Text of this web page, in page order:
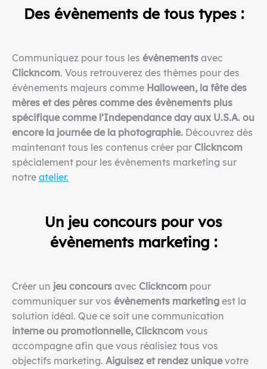
Des évènements de tous types :
Communiquez pour tous les évènements avec
Clickncom. Vous retrouverez des thèmes pour des
évènements majeurs comme Halloween, la fête des
mères et des pères comme des évènements plus
spécifique comme l’Independance day aux U.S.A. ou
encore la journée de la photographie. Découvrez dès
maintenant tous les contenus créer par Clickncom
spécialement pour les évènements marketing sur
notre atelier.
Un jeu concours pour vos
évènements marketing :
Créer un jeu concours avec Clickncom pour
communiquer sur vos évènements marketing est la
solution idéal. Que ce soit une communication
interne ou promotionnelle, Clickncom vous
accompagne afin que vous réalisiez tous vos
objectifs marketing. Aiguisez et rendez uniquevotre